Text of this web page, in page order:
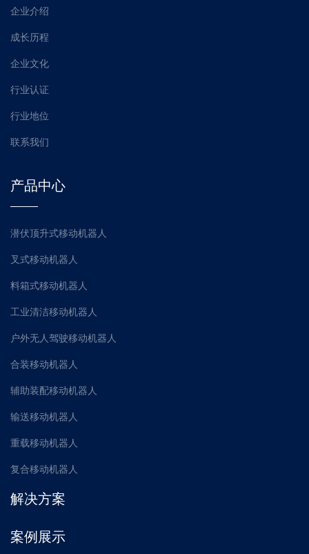
企业介绍
成长历程
企业文化
行业认证
行业地位
联系我们
产品中心
潜伏顶升式移动机器人
叉式移动机器人
料箱式移动机器人
工业清洁移动机器人
户外无人驾驶移动机器人
合装移动机器人
辅助装配移动机器人
输送移动机器人
重载移动机器人
复合移动机器人
解决方案
案例展示